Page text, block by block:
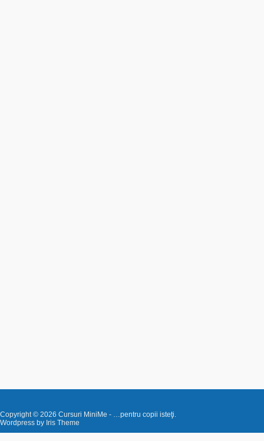
Copyright © 2026 Cursuri MiniMe - …pentru copii isteţi.
Wordpress by Iris Theme